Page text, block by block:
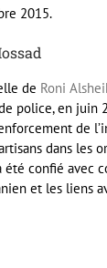
2015.
de Roni
police, en juin
de
dans les
été confié avec
et les liens